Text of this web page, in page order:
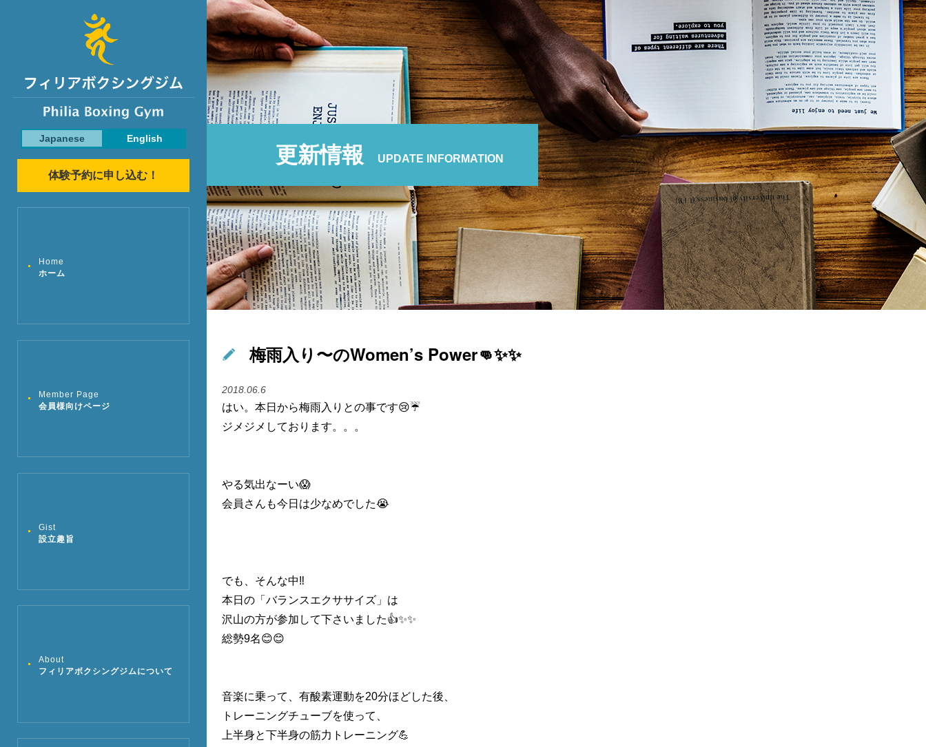
Japanese English
体験予約に申し込む！
Home
ホーム
Member Page
会員様向けページ
Gist
設立趣旨
About
フィリアボクシングジムについて
更新情報 UPDATE INFORMATION
梅雨入り〜のWomen’s Power👊✨✨
2018.06.6
はい。本日から梅雨入りとの事です😢☔
ジメジメしております。。。
やる気出なーい😱
会員さんも今日は少なめでした😭
でも、そんな中‼
本日の「バランスエクササイズ」は
沢山の方が参加して下さいました👍✨✨
総勢9名😊😊
音楽に乗って、有酸素運動を20分ほどした後、
トレーニングチューブを使って、
上半身と下半身の筋力トレーニング💪